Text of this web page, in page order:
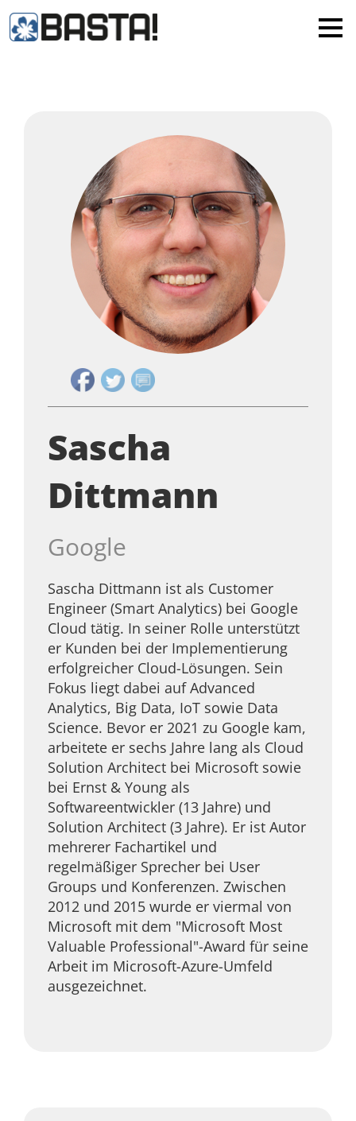
Sascha
Dittmann
Google
Sascha Dittmann ist als Customer
Engineer (Smart Analytics) bei Google
Cloud tätig. In seiner Rolle unterstützt
er Kunden bei der Implementierung
erfolgreicher Cloud-Lösungen. Sein
Fokus liegt dabei auf Advanced
Analytics, Big Data, IoT sowie Data
Science. Bevor er 2021 zu Google kam,
arbeitete er sechs Jahre lang als Cloud
Solution Architect bei Microsoft sowie
bei Ernst & Young als
Softwareentwickler (13 Jahre) und
Solution Architect (3 Jahre). Er ist Autor
mehrerer Fachartikel und
regelmäßiger Sprecher bei User
Groups und Konferenzen. Zwischen
2012 und 2015 wurde er viermal von
Microsoft mit dem "Microsoft Most
Valuable Professional"-Award für seine
Arbeit im Microsoft-Azure-Umfeld
ausgezeichnet.
MAINZ
Alle